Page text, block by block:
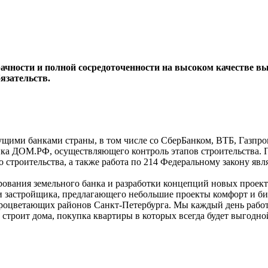
и полной сосредоточенности на высоком качестве
банками страны, в том числе со СберБанком, ВТБ,
ДОМ.РФ, осуществляющего контроль этапов
а также работа по 214 Федеральному закону
земельного банка и разработки концепций новых
предлагающего небольшие проекты комфорт и
районов Санкт-Петербурга. Мы каждый день
дома, покупка квартиры в которых всегда будет